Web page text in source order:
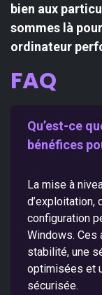
bien aux
sommes là
ordinateur
FAQ
Qu’est-ce
bénéfices
La mise à
d’exploitation,
configuration
Windows. Ces
stabilité, une
optimisées et
sécurisée.